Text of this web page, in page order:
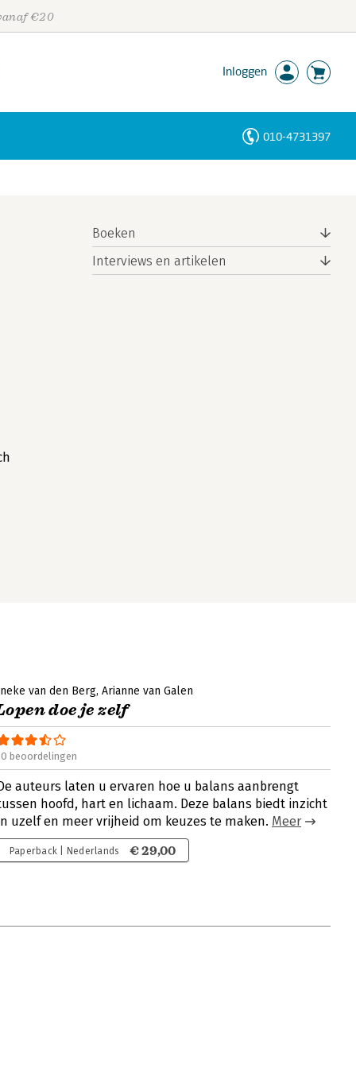
€20
Inloggen
010-4731397
Boeken
Interviews en artikelen
van den Berg Arianne van Galen
doe je zelf
beoordelingen
auteurs laten u ervaren hoe u balans aanbrengt
hoofd, hart en lichaam. Deze balans biedt inzicht
uzelf en meer vrijheid om keuzes te maken. Meer
Paperback | Nederlands € 29,00
Personen